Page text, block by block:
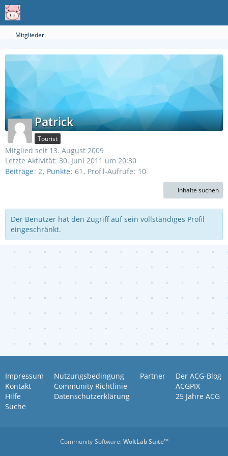
Mitglieder
Patrick
Tourist
Mitglied seit 13. August 2009
Letzte Aktivität: 30. Juni 2011 um 20:30
Beiträge 2 Punkte 61 Profil-Aufrufe 10
Inhalte suchen
Der Benutzer hat den Zugriff auf sein vollständiges Profil
eingeschränkt.
Impressum
Kontakt
Hilfe
Suche
Nutzungsbedingung
Community Richtlinie
Datenschutzerklärung
Partner
Der ACG-Blog
ACGPIX
25 Jahre ACG
Community-Software:WoltLab Suite™